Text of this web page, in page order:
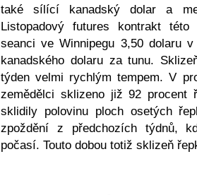
také sílící kanadský dolar a
Listopadový futures kontrakt
seanci ve Winnipegu 3,50 dolaru
kanadského dolaru za tunu.
týden velmi rychlým tempem. V
zemědělci sklizeno již 92 procent
sklidily polovinu ploch osetých
zpoždění z předchozích týdnů,
počasí. Touto dobou totiž sklizeň